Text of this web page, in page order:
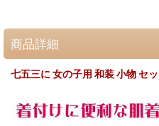
商品詳細
七五三に 女の子用 和装 小物 セ